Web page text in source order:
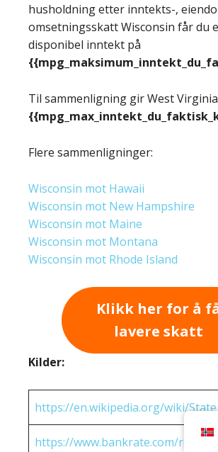
husholdning etter inntekts-,
omsetningsskatt Wisconsin får du
disponibel inntekt på
Til sammenligning gir West
Flere sammenligninger:
Wisconsin mot Hawaii
Wisconsin mot New Hampshire
Wisconsin mot Maine
Wisconsin mot Montana
Wisconsin mot Rhode Island
Klikk her for å
lavere skatt
Kilder:
https://en.wikipedia.org/wiki/
https://www.bankrate.com/real-